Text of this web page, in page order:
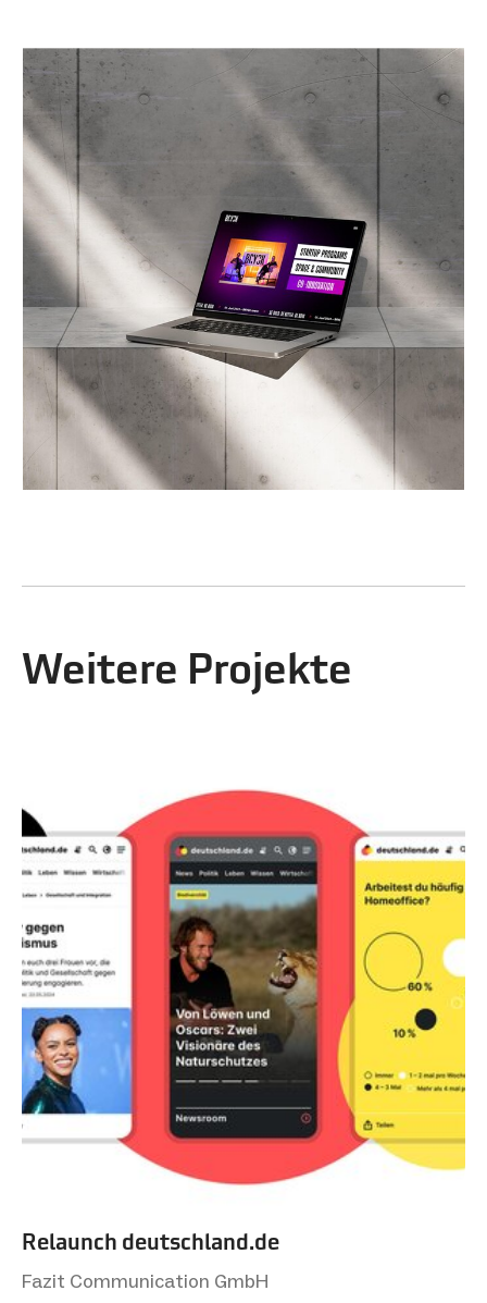
Weitere Projekte
Relaunch deutsch­land.de
Fazit Communication GmbH